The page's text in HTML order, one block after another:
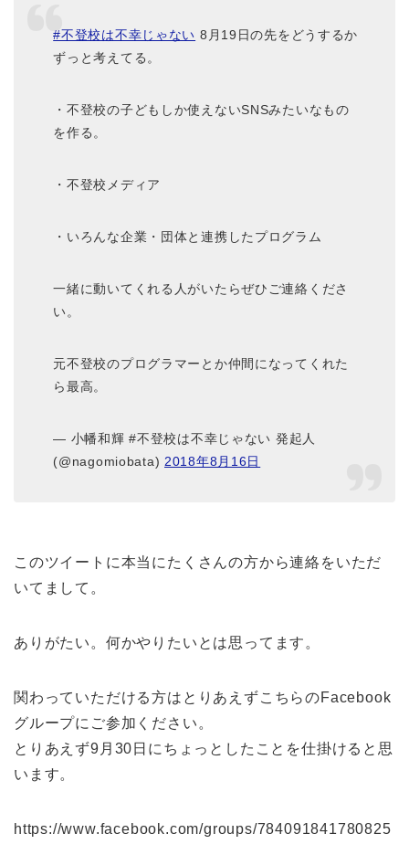
#不登校は不幸じゃない 8月19日の先をどうするか
ずっと考えてる。
・不登校の子どもしか使えないSNSみたいなもの
を作る。
・不登校メディア
・いろんな企業・団体と連携したプログラム
一緒に動いてくれる人がいたらぜひご連絡くださ
い。
元不登校のプログラマーとか仲間になってくれた
ら最高。
— 小幡和輝 #不登校は不幸じゃない 発起人
(@nagomiobata) 2018年8月16日
このツイートに本当にたくさんの方から連絡をいただ
いてまして。
ありがたい。何かやりたいとは思ってます。
関わっていただける方はとりあえずこちらのFacebook
グループにご参加ください。
とりあえず9月30日にちょっとしたことを仕掛けると思
います。
https://www.facebook.com/groups/784091841780825